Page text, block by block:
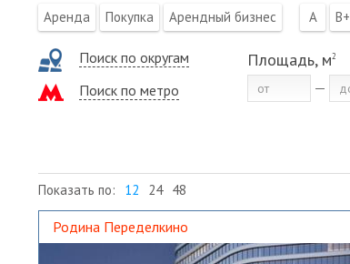
Аренда Покупка Арендный бизнес A B+
Поиск по округам
Поиск по метро
Площадь, м2
Показать по: 12 24 48
Родина Переделкино